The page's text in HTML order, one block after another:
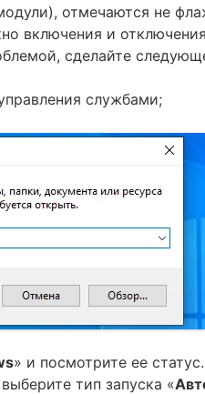
отмечаются не
включения и
сделайте
службами;
» и посмотрите ее
тип запуска «